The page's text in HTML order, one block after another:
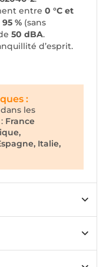
entre 0 °C et
% (sans
50 dBA.
d’esprit.
:
les
France
Italie,